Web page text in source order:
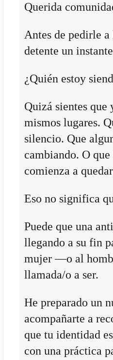
Querida
Antes de pedirle
detente un
¿Quién estoy
Quizá sientes que
mismos lugares.
silencio. Que
cambiando. O
comienza a
Eso no significa
Puede que una
llegando a su fin
mujer —o al
llamada/o a ser.
He preparado un
acompañarte a
que tu identidad
con una práctica